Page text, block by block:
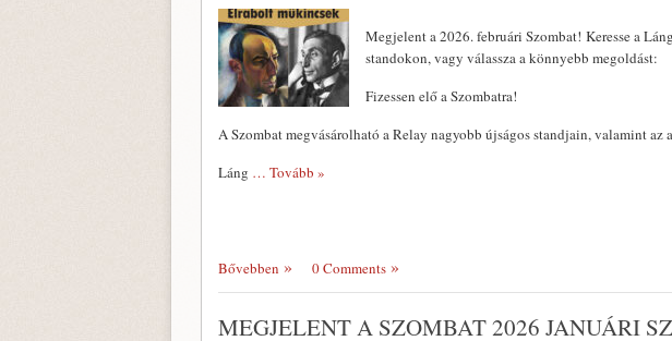
Megjelent a 2026. februári Szombat! Keresse a
standokon, vagy válassza a könnyebb megoldást:
Fizessen elő a Szombatra!
A Szombat megvásárolható a Relay nagyobb újságos standjain, valamint
Láng … Tovább »
Bővebben 0 Comments
MEGJELENT A SZOMBAT 2026 JANUÁRI